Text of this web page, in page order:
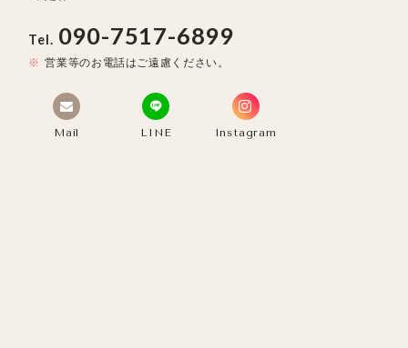
Tel. 090-7517-6899
営業等のお電話はご遠慮ください。
Mail LINE Instagram